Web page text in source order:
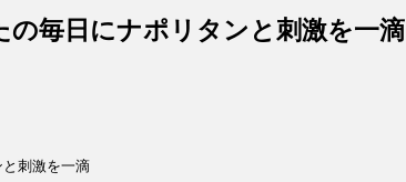
の毎日にナポリタンと刺激を一滴
刺激を一滴